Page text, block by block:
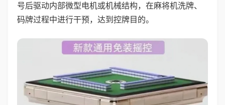
号后驱动内部微型电机或机械结构，在麻将机洗牌、
码牌过程中进行干预，达到控牌目的。